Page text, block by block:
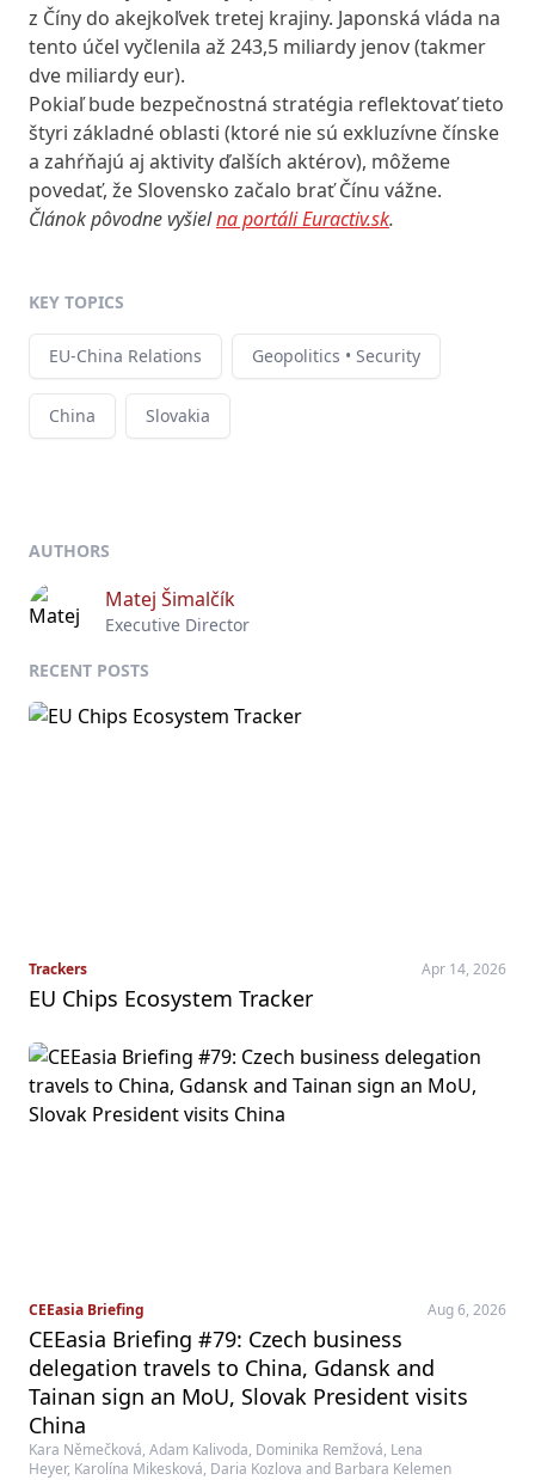
z Číny do akejkoľvek tretej krajiny. Japonská vláda na
tento účel vyčlenila až 243,5 miliardy jenov (takmer
dve miliardy eur).
Pokiaľ bude bezpečnostná stratégia reflektovať tieto
štyri základné oblasti (ktoré nie sú exkluzívne čínske
a zahŕňajú aj aktivity ďalších aktérov), môžeme
povedať, že Slovensko začalo brať Čínu vážne.
Článok pôvodne vyšielna portáli Euractiv.sk.
KEY TOPICS
EU-China Relations Geopolitics • Security
China Slovakia
AUTHORS
Matej Šimalčík
Executive Director
RECENT POSTS
Trackers Apr 14, 2026
EU Chips Ecosystem Tracker
CEEasia Briefing Aug 6, 2026
CEEasia Briefing #79: Czech business
delegation travels to China, Gdansk and
Tainan sign an MoU, Slovak President visits
China
Kara Němečková, Adam Kalivoda, Dominika Remžová, Lena
Heyer, Karolína Mikesková, Daria Kozlova and Barbara Kelemen